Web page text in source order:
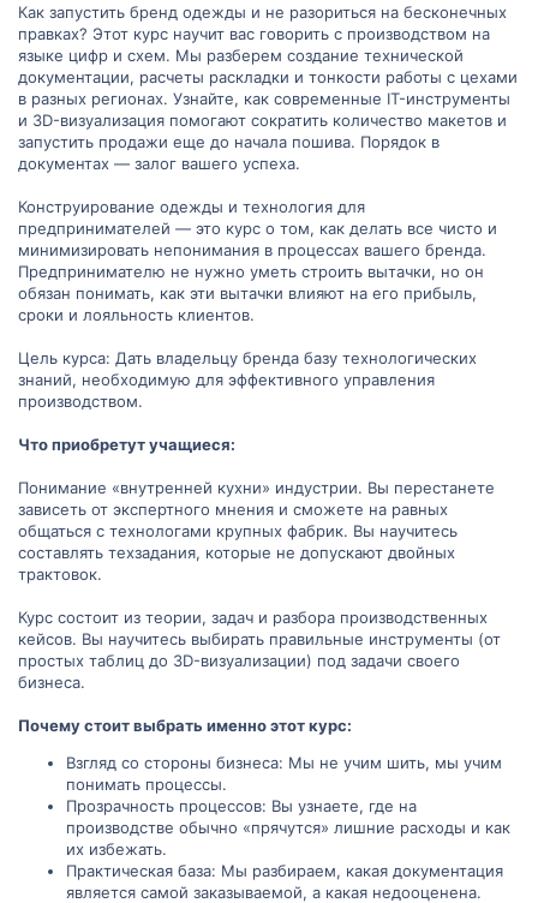
Как запустить бренд одежды и не разориться на бесконечных
правках? Этот курс научит вас говорить с производством на
языке цифр и схем. Мы разберем создание технической
документации, расчеты раскладки и тонкости работы с цехами
в разных регионах. Узнайте, как современные IT-инструменты
и 3D-визуализация помогают сократить количество макетов и
запустить продажи еще до начала пошива. Порядок в
документах — залог вашего успеха.
Конструирование одежды и технология для
предпринимателей — это курс о том, как делать все чисто и
минимизировать непонимания в процессах вашего бренда.
Предпринимателю не нужно уметь строить вытачки, но он
обязан понимать, как эти вытачки влияют на его прибыль,
сроки и лояльность клиентов.
Цель курса: Дать владельцу бренда базу технологических
знаний, необходимую для эффективного управления
производством.
Что приобретут учащиеся:
Понимание «внутренней кухни» индустрии. Вы перестанете
зависеть от экспертного мнения и сможете на равных
общаться с технологами крупных фабрик. Вы научитесь
составлять техзадания, которые не допускают двойных
трактовок.
Курс состоит из теории, задач и разбора производственных
кейсов. Вы научитесь выбирать правильные инструменты (от
простых таблиц до 3D-визуализации) под задачи своего
бизнеса.
Почему стоит выбрать именно этот курс:
Взгляд со стороны бизнеса: Мы не учим шить, мы учим
понимать процессы.
Прозрачность процессов: Вы узнаете, где на
производстве обычно «прячутся» лишние расходы и как
их избежать.
Практическая база: Мы разбираем, какая документация
является самой заказываемой, а какая недооценена.